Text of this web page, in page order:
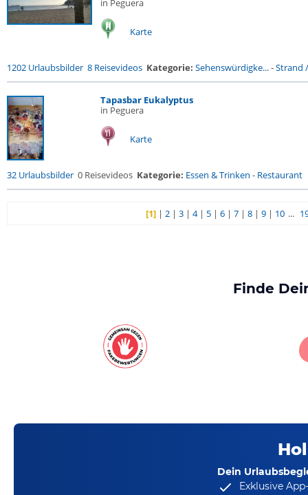
in Peguera
Karte
1202 Urlaubsbilder 8 Reisevideos Kategorie: Sehenswürdigke...-Strand
Tapasbar Eukalyptus
in Peguera
Karte
32 Urlaubsbilder 0 Reisevideos Kategorie: Essen & Trinken - Restaurant
[1]| 2| 3| 4| 5| 6| 7| 8| 9| 10 ...
Finde
Dein
Exklusive